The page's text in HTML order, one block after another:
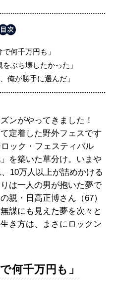
で何千万円も」
をぶち壊したかった」
俺が勝手に選んだ」
ンがやってきました！
定着した野外フェスです
ック・フェスティバル
を築いた草分け。いまや
10万人以上が詰めかける
は一人の男が抱いた夢で
親・日高正博さん（67）
謀にも見えた夢を次々と
き方は、まさにロックン
何千万円も」